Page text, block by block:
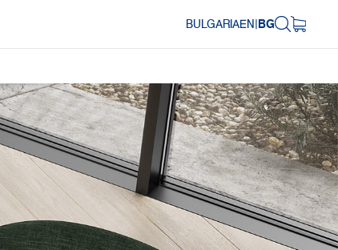
BULGARIAEN|BG